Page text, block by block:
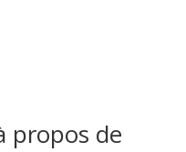
propos de